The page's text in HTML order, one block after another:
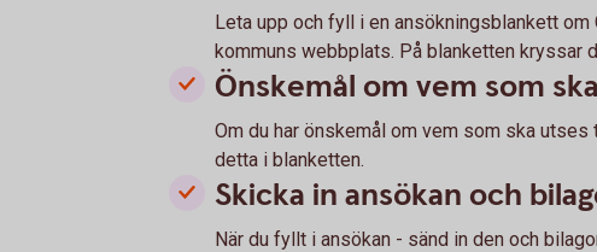
Leta upp och fyll i en ansökningsblankett om
kommuns webbplats. På blanketten kryssar
Önskemål om vem som
Om du har önskemål om vem som ska
detta i blanketten.
Skicka in ansökan och
När du fyllt i ansökan - sänd in den och